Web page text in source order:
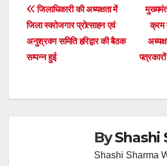
Post
navigation
क्रम
जिलाधिकारी की अध्यक्षता में
जिला स्वरोजगार प्रोत्साहन एवं
अनुश्रवण समिति हरिद्वार की बैठक
सम्पन्न हुई
ByShashi
Shashi Sharma